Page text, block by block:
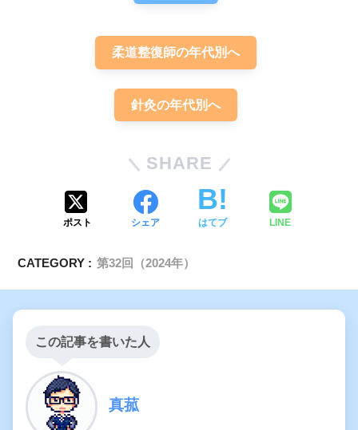
柔道整復師の年代別へ
針灸の年代別へ
SHARE
ポスト シェア はてブ LINE
CATEGORY : 第32回（2024年）
この記事を書いた人
真菰